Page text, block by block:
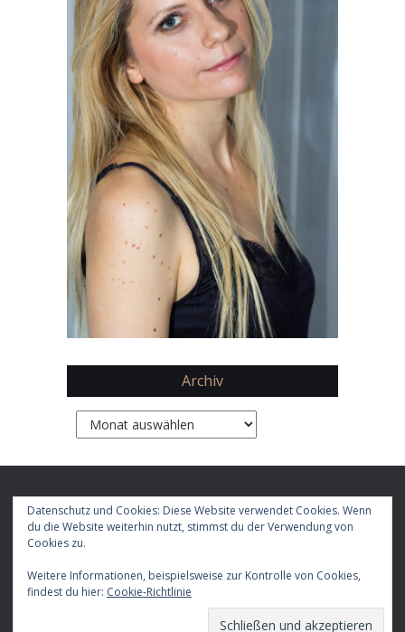
Archiv
Archiv
Copyright 2026 byDaphne Chaimovitz
Impressum
E- Facebook
X Instagram
LinkedInYouTube
RSS-
Datenschutz und Cookies: Diese Website verwendet Cookies. Wenn
du die Website weiterhin nutzt, stimmst du der Verwendung von
Cookies zu.
Weitere Informationen, beispielsweise zur Kontrolle von Cookies,
findest du hier: Cookie-Richtlinie